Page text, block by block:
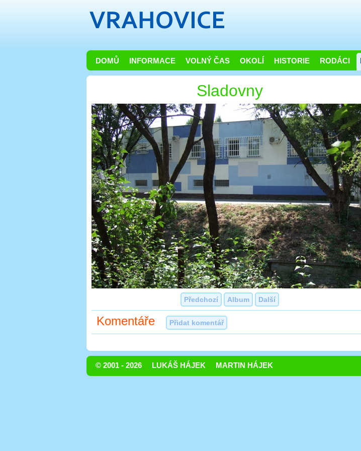
DOMŮ INFORMACE VOLNÝ ČAS OKOLÍ HISTORIE RODÁCI
Sladovny
Předchozí Album Další
Komentáře Přidat komentář
© 2001 - 2026 LUKÁŠ HÁJEK MARTIN HÁJEK